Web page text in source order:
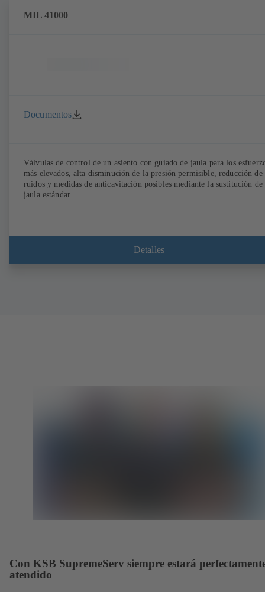
MIL 41000
Documentos
Válvulas de control de un asiento con guiado de jaula para los
más elevados, alta disminución de la presión permisible, reducción de
ruidos y medidas de anticavitación posibles mediante la sustitución de
jaula estándar.
Detalles
Con KSB SupremeServ siempre estará
atendido